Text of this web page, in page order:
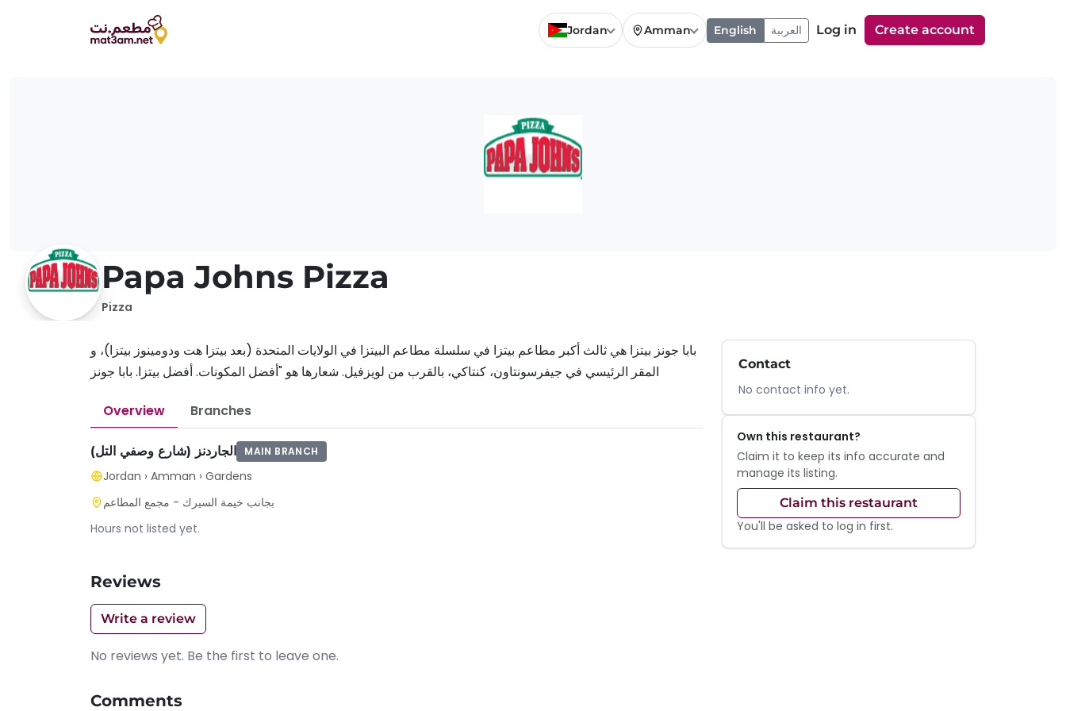
Jordan Amman English العربية Log in Create account
Papa Johns Pizza
Pizza
بابا جونز بيتزا هي ثالث أكبر مطاعم بيتزا في سلسلة مطاعم البيتزا في الولايات المتحدة (بعد بيتزا هت ودومينوز بيتزا)، و
المقر الرئيسي في جيفرسونتاون، كنتاكي، بالقرب من لويزفيل. شعارها هو "أفضل المكونات. أفضل بيتزا. بابا جونز
Overview Branches
الجاردنز (شارع وصفي التل) MAIN BRANCH
Jordan › Amman › Gardens
بجانب خيمة السيرك - مجمع المطاعم
Hours not listed yet.
Reviews
Write a review
No reviews yet. Be the first to leave one.
Comments
Contact
No contact info yet.
Own this restaurant?
Claim it to keep its info accurate and
manage its listing.
Claim this restaurant
You'll be asked to log in first.